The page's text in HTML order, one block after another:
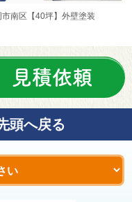
市南区【40坪】外壁塗装
見積依頼
頭へ戻る